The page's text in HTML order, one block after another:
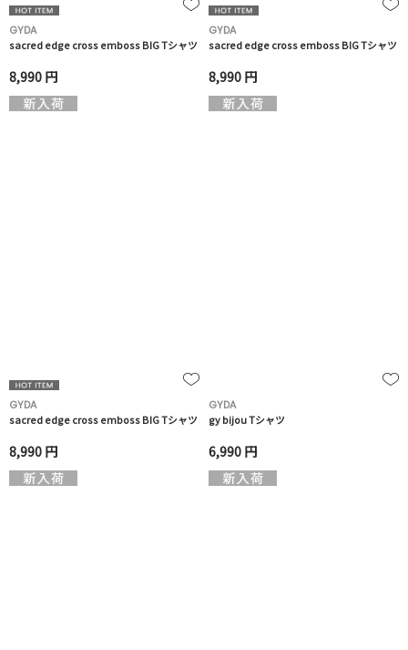
GYDA
sacred edge cross emboss BIG Tシャツ
8,990 円
GYDA
sacred edge cross emboss BIG Tシャツ
8,990 円
GYDA
sacred edge cross emboss BIG Tシャツ
8,990 円
GYDA
gy bijou Tシャツ
6,990 円